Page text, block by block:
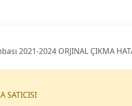
2021-2024 ORJINAL ÇIKMA
SATICISI